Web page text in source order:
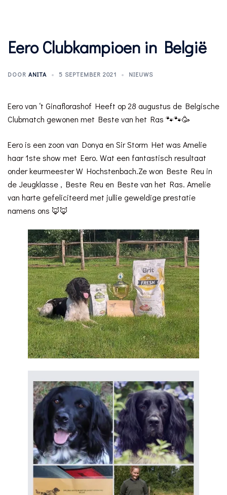
Eero Clubkampioen in België
DOOR ANITA 5 SEPTEMBER 2021 NIEUWS
Eero van ‘t Ginaflorashof Heeft op 28 augustus de Belgische
Clubmatch gewonen met Beste van het Ras 🐾🐾🥳
Eero is een zoon van Donya en Sir Storm Het was Amelie
haar 1ste show met Eero. Wat een fantastisch resultaat
onder keurmeester W Hochstenbach.Ze won Beste Reu in
de Jeugklasse , Beste Reu en Beste van het Ras. Amelie
van harte gefeliciteerd met jullie geweldige prestatie
namens ons 🦊🦊